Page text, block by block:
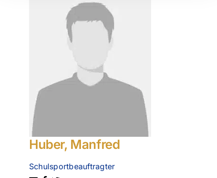
Huber, Manfred
Schulsportbeauftragter